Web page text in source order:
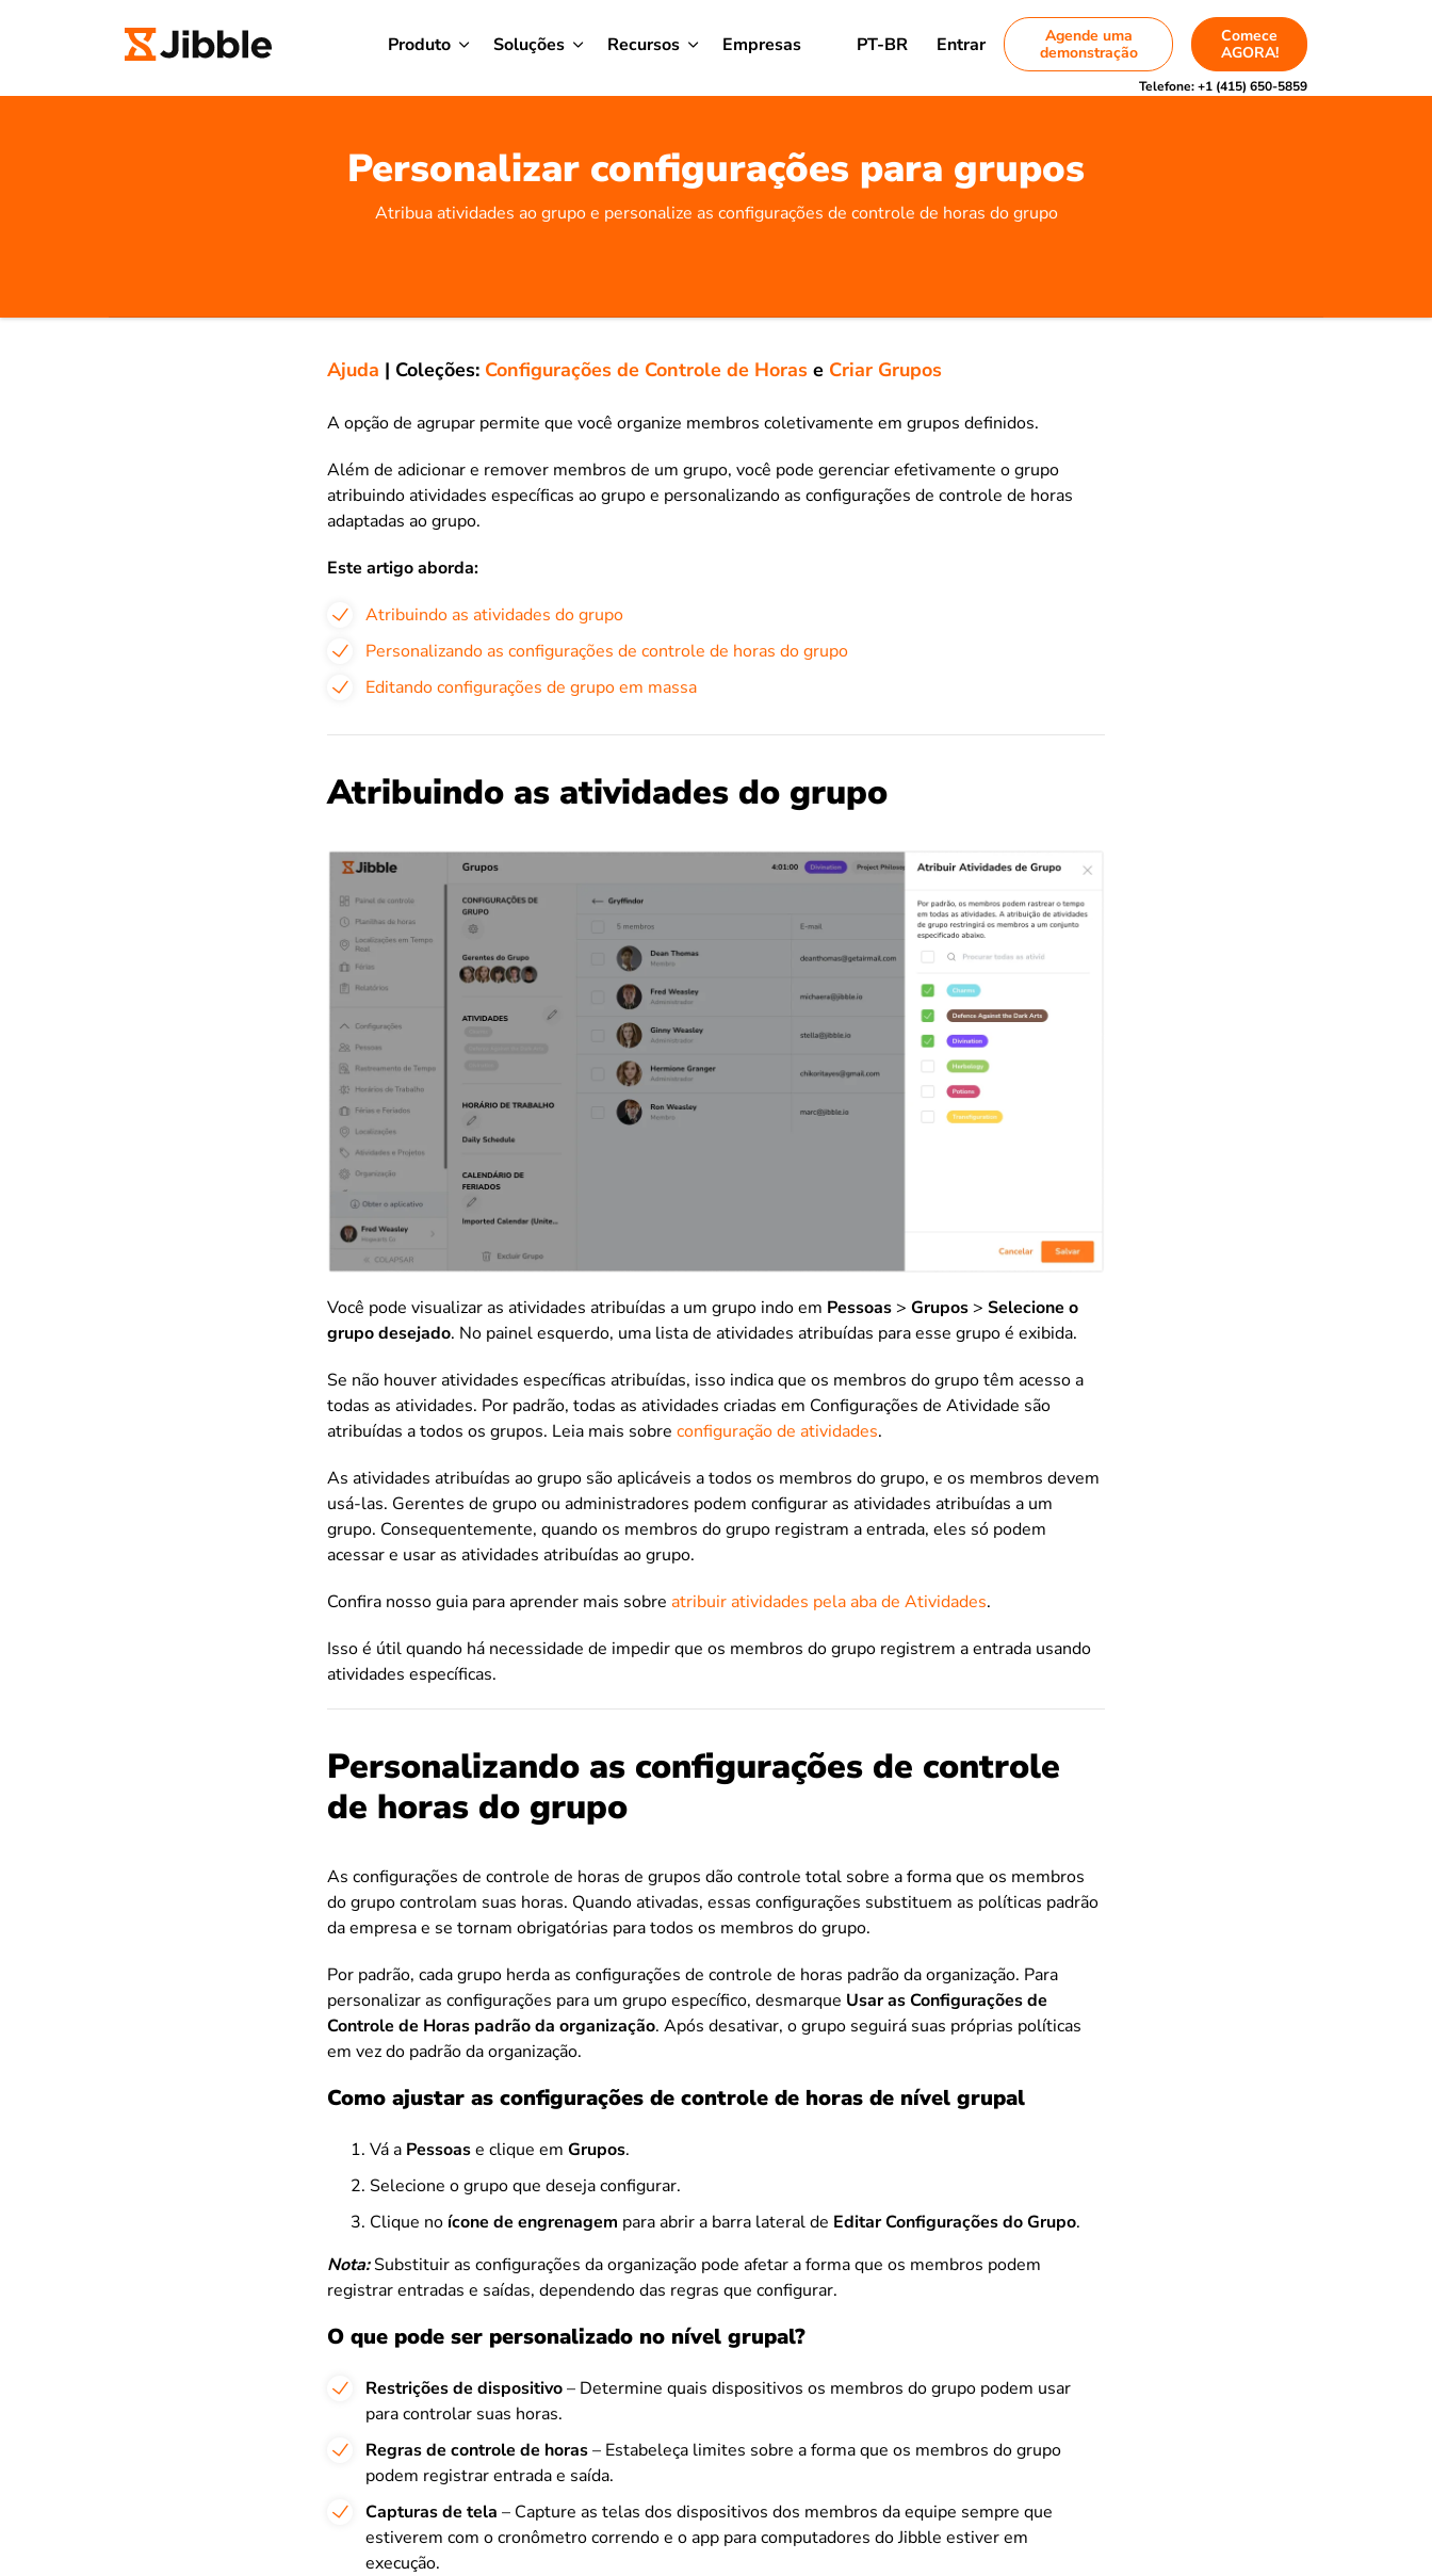
Produto Soluções Recursos Empresas PT-BR Entrar
Agende uma
demonstração
Comece
AGORA!
Telefone:+1 (415) 650-5859
Personalizar configurações para grupos
Atribua atividades ao grupo e personalize as configurações de controle de horas do grupo
Ajuda | Coleções: Configurações de Controle de Horas e Criar Grupos
A opção de agrupar permite que você organize membros coletivamente em grupos definidos.
Além de adicionar e remover membros de um grupo, você pode gerenciar efetivamente o grupo
atribuindo atividades específicas ao grupo e personalizando as configurações de controle de horas
adaptadas ao grupo.
Este artigo aborda:
Atribuindo as atividades do grupo
Personalizando as configurações de controle de horas do grupo
Editando configurações de grupo em massa
Atribuindo as atividades do grupo
Você pode visualizar as atividades atribuídas a um grupo indo em Pessoas > Grupos > Selecione o
grupo desejado. No painel esquerdo, uma lista de atividades atribuídas para esse grupo é exibida.
Se não houver atividades específicas atribuídas, isso indica que os membros do grupo têm acesso a
todas as atividades. Por padrão, todas as atividades criadas em Configurações de Atividade são
atribuídas a todos os grupos. Leia mais sobre configuração de atividades.
As atividades atribuídas ao grupo são aplicáveis a todos os membros do grupo, e os membros devem
usá-las. Gerentes de grupo ou administradores podem configurar as atividades atribuídas a um
grupo. Consequentemente, quando os membros do grupo registram a entrada, eles só podem
acessar e usar as atividades atribuídas ao grupo.
Confira nosso guia para aprender mais sobre atribuir atividades pela aba de Atividades.
Isso é útil quando há necessidade de impedir que os membros do grupo registrem a entrada usando
atividades específicas.
Personalizando as configurações de controle
de horas do grupo
As configurações de controle de horas de grupos dão controle total sobre a forma que os membros
do grupo controlam suas horas. Quando ativadas, essas configurações substituem as políticas padrão
da empresa e se tornam obrigatórias para todos os membros do grupo.
Por padrão, cada grupo herda as configurações de controle de horas padrão da organização. Para
personalizar as configurações para um grupo específico, desmarque Usar as Configurações de
Controle de Horas padrão da organização. Após desativar, o grupo seguirá suas próprias políticas
em vez do padrão da organização.
Como ajustar as configurações de controle de horas de nível grupal
Vá a Pessoase clique em Grupos.
Selecione o grupo que deseja configurar.
Clique no ícone de engrenagem para abrir a barra lateral de Editar Configurações do Grupo.
Nota:Substituir as configurações da organização pode afetar a forma que os membros podem
registrar entradas e saídas, dependendo das regras que configurar.
O que pode ser personalizado no nível grupal?
Restrições de dispositivo– Determine quais dispositivos os membros do grupo podem usar
para controlar suas horas.
Regras de controle de horas– Estabeleça limites sobre a forma que os membros do grupo
podem registrar entrada e saída.
Capturas de tela – Capture as telas dos dispositivos dos membros da equipe sempre que
estiverem com o cronômetro correndo e o app para computadores do Jibble estiver em
execução.